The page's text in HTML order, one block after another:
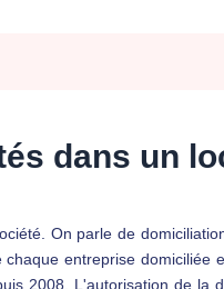
dans un
On parle de
entreprise domiciliée
2008. L'autorisation de la